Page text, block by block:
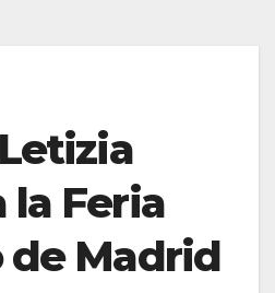
la Feria
de Madrid